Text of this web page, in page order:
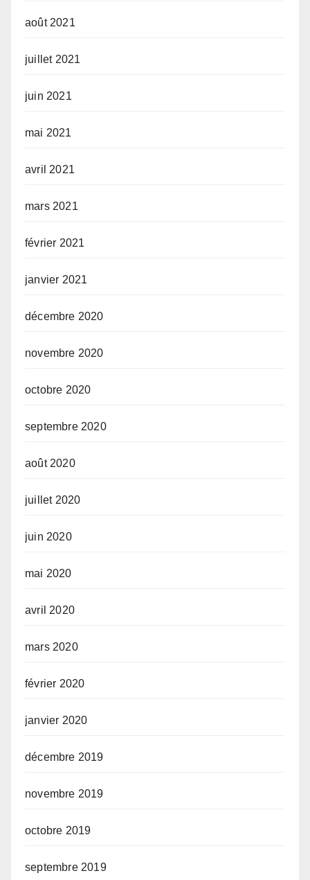
août 2021
juillet 2021
juin 2021
mai 2021
avril 2021
mars 2021
février 2021
janvier 2021
décembre 2020
novembre 2020
octobre 2020
septembre 2020
août 2020
juillet 2020
juin 2020
mai 2020
avril 2020
mars 2020
février 2020
janvier 2020
décembre 2019
novembre 2019
octobre 2019
septembre 2019